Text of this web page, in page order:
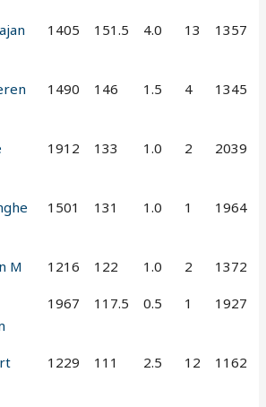
1405 151.5 4.0 13 1357
1490 146 1.5 4 1345
1912 133 1.0 2 2039
1501 131 1.0 1 1964
M 1216 122 1.0 2 1372
1967 117.5 0.5 1 1927
1229 111 2.5 12 1162